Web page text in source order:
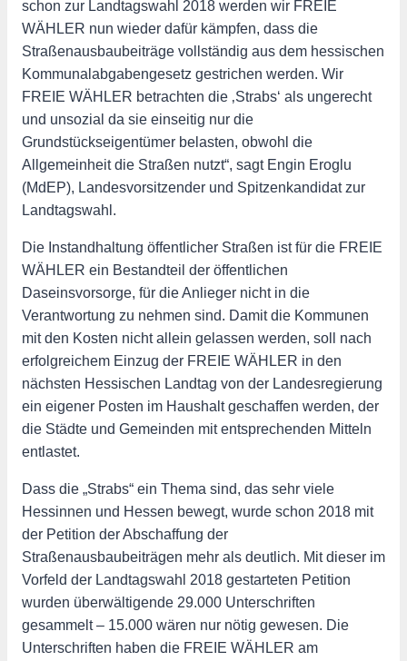
schon zur Landtagswahl 2018 werden wir FREIE
WÄHLER nun wieder dafür kämpfen, dass die
Straßenausbaubeiträge vollständig aus dem hessischen
Kommunalabgabengesetz gestrichen werden. Wir
FREIE WÄHLER betrachten die ‚Strabs‘ als ungerecht
und unsozial da sie einseitig nur die
Grundstückseigentümer belasten, obwohl die
Allgemeinheit die Straßen nutzt“, sagt Engin Eroglu
(MdEP), Landesvorsitzender und Spitzenkandidat zur
Landtagswahl.
Die Instandhaltung öffentlicher Straßen ist für die FREIE
WÄHLER ein Bestandteil der öffentlichen
Daseinsvorsorge, für die Anlieger nicht in die
Verantwortung zu nehmen sind. Damit die Kommunen
mit den Kosten nicht allein gelassen werden, soll nach
erfolgreichem Einzug der FREIE WÄHLER in den
nächsten Hessischen Landtag von der Landesregierung
ein eigener Posten im Haushalt geschaffen werden, der
die Städte und Gemeinden mit entsprechenden Mitteln
entlastet.
Dass die „Strabs“ ein Thema sind, das sehr viele
Hessinnen und Hessen bewegt, wurde schon 2018 mit
der Petition der Abschaffung der
Straßenausbaubeiträgen mehr als deutlich. Mit dieser im
Vorfeld der Landtagswahl 2018 gestarteten Petition
wurden überwältigende 29.000 Unterschriften
gesammelt – 15.000 wären nur nötig gewesen. Die
Unterschriften haben die FREIE WÄHLER am